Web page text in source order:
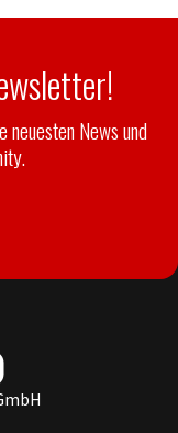
News und